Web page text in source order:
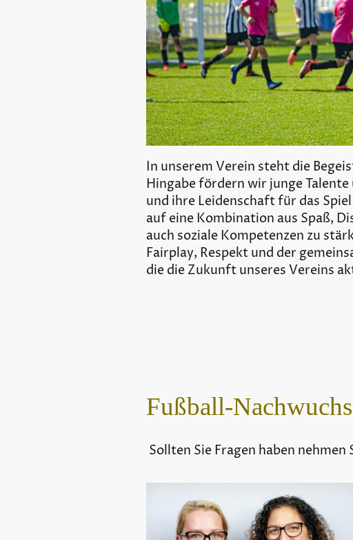
In unserem Verein steht die
Hingabe fördern wir junge
und ihre Leidenschaft für das
auf eine Kombination aus Spaß,
auch soziale Kompetenzen zu
Fairplay, Respekt und der
die die Zukunft unseres Vereins
Fußball-Nachwuchs
Sollten Sie Fragen haben